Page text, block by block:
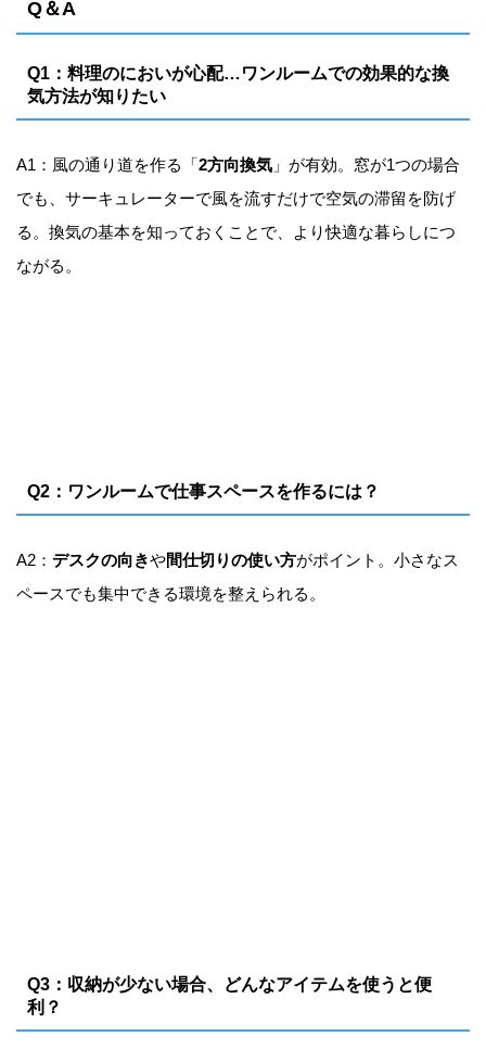
Q＆A
Q1：料理のにおいが心配…ワンルームでの効果的な換
気方法が知りたい
A1：風の通り道を作る「2方向換気 」が有効。窓が1つの場合
でも、サーキュレーターで風を流すだけで空気の滞留を防げ
る。換気の基本を知っておくことで、より快適な暮らしにつ
ながる。
Q2：ワンルームで仕事スペースを作るには？
A2： デスクの向きや間仕切りの使い方がポイント。小さなス
ペースでも集中できる環境を整えられる。
Q3：収納が少ない場合、どんなアイテムを使うと便
利？